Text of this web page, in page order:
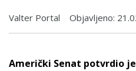
Valter Portal Objavljeno:
Američki Senat potvrdio